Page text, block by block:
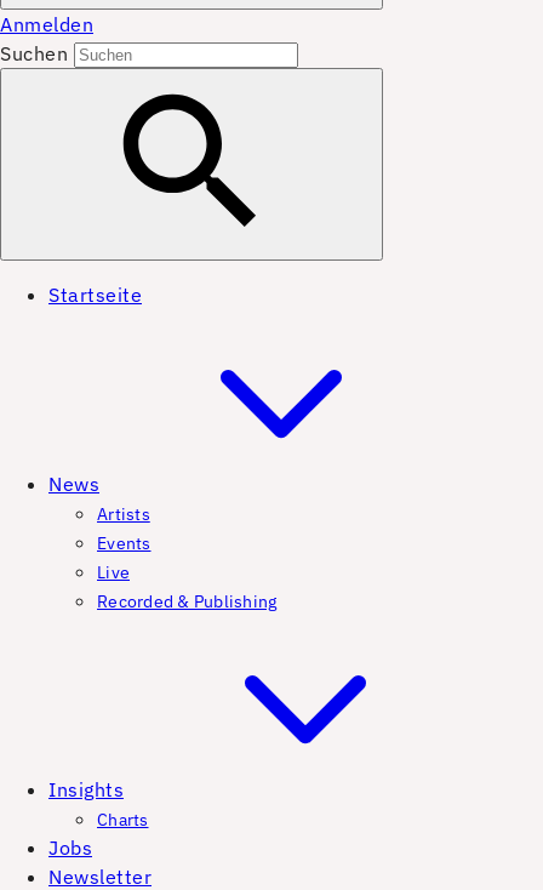
Anmelden
Suchen
Startseite
News
Artists
Events
Live
Recorded & Publishing
Insights
Charts
Jobs
Newsletter